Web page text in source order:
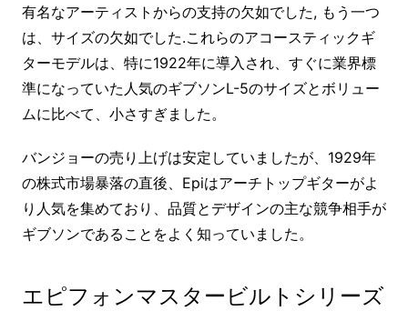
有名なアーティストからの支持の欠如でした, もう一つ
は、サイズの欠如でした.これらのアコースティックギ
ターモデルは、特に1922年に導入され、すぐに業界標
準になっていた人気のギブソンL-5のサイズとボリュー
ムに比べて、小さすぎました。
バンジョーの売り上げは安定していましたが、1929年
の株式市場暴落の直後、Epiはアーチトップギターがよ
り人気を集めており、品質とデザインの主な競争相手が
ギブソンであることをよく知っていました。
エピフォンマスタービルトシリーズ